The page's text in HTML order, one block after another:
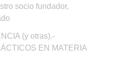
socio fundador,
(y otras).-
EN MATERIA